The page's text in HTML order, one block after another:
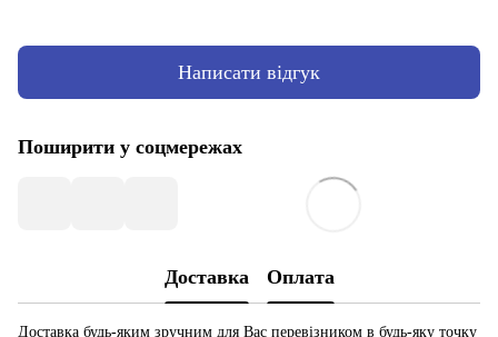
Написати відгук
Поширити у соцмережах
Доставка Оплата
Доставка будь-яким зручним для Вас перевізником в будь-яку точку